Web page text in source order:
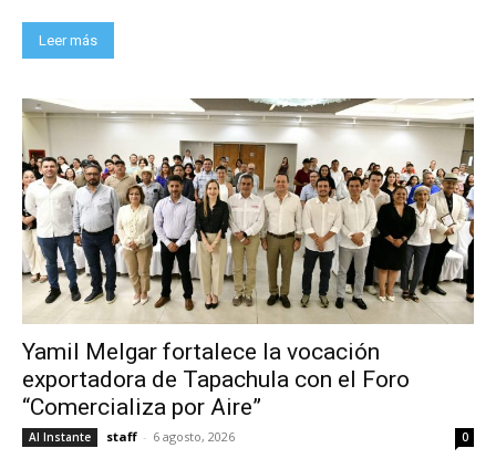
Leer más
Yamil Melgar fortalece la vocación
exportadora de Tapachula con el Foro
“Comercializa por Aire”
Al Instante staff - 6 agosto, 2026 0